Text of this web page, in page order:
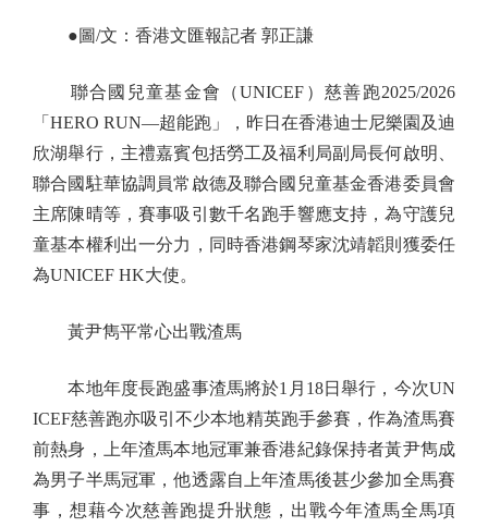
●圖/文：香港文匯報記者 郭正謙
聯合國兒童基金會（UNICEF）慈善跑2025/2026
「HERO RUN—超能跑」，昨日在香港迪士尼樂園及迪
欣湖舉行，主禮嘉賓包括勞工及福利局副局長何啟明、
聯合國駐華協調員常啟德及聯合國兒童基金香港委員會
主席陳晴等，賽事吸引數千名跑手響應支持，為守護兒
童基本權利出一分力，同時香港鋼琴家沈靖韜則獲委任
為UNICEF HK大使。
黃尹雋平常心出戰渣馬
本地年度長跑盛事渣馬將於1月18日舉行，今次UN
ICEF慈善跑亦吸引不少本地精英跑手參賽，作為渣馬賽
前熱身，上年渣馬本地冠軍兼香港紀錄保持者黃尹雋成
為男子半馬冠軍，他透露自上年渣馬後甚少參加全馬賽
事，想藉今次慈善跑提升狀態，出戰今年渣馬全馬項